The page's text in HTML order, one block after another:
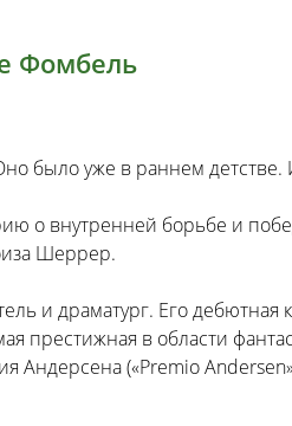
Фомбель
было уже в раннем
о внутренней борьбе и
Шеррер.
и драматург. Его дебютная
престижная в области
Андерсена («Premio